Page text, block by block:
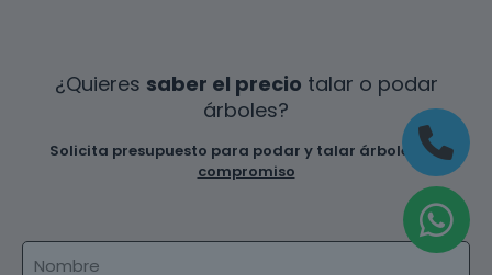
¿Quieres saber el precio talar o podar
árboles?
Solicita presupuesto para podar y talar árboles sin
compromiso